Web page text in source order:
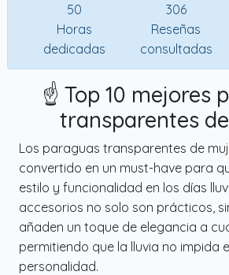
50
Horas
dedicadas
306
Reseñas
consultadas
☝️ Top 10 mejores
transparentes
Los paraguas transparentes de
convertido en un must-have para
estilo y funcionalidad en los días
accesorios no solo son prácticos,
añaden un toque de elegancia a
permitiendo que la lluvia no impida
personalidad.